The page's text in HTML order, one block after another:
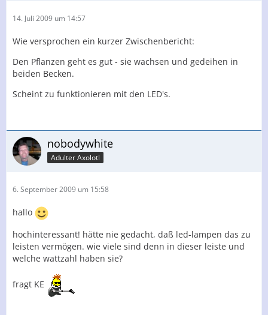
14. Juli 2009 um 14:57
Wie versprochen ein kurzer Zwischenbericht:
Den Pflanzen geht es gut - sie wachsen und gedeihen in
beiden Becken.
Scheint zu funktionieren mit den LED's.
nobodywhite
Adulter Axolotl
6. September 2009 um 15:58
hallo
hochinteressant! hätte nie gedacht, daß led-lampen das zu
leisten vermögen. wie viele sind denn in dieser leiste und
welche wattzahl haben sie?
fragt KE